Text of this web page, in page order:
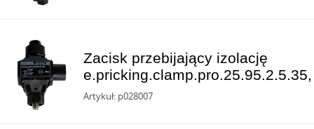
Zacisk przebijający izolację
Artykuł: p028007